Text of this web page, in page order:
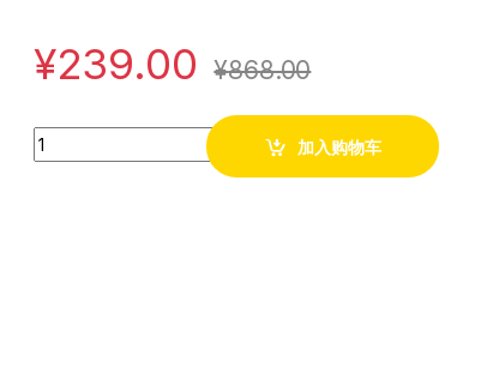
¥239.00 ¥868.00
Quantity
加入购物车